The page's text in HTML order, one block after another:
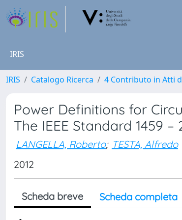
IRIS
IRIS Catalogo Ricerca 4 Contributo in Atti
Power Definitions for
The IEEE Standard 1459 –
LANGELLA, Roberto; TESTA, Alfredo
2012
Scheda breve Scheda completa